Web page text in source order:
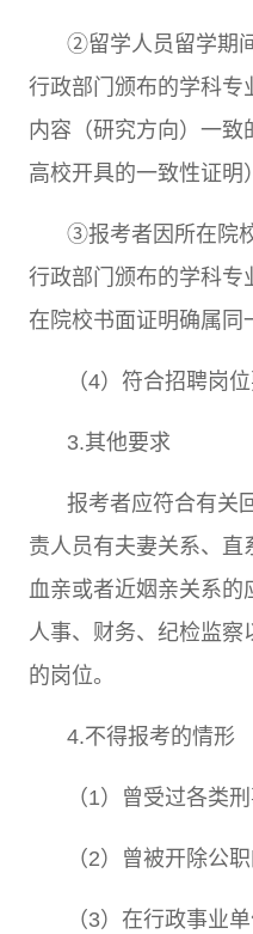
②留学人员留学期
行政部门颁布的学科专
内容（研究方向）一
高校开具的一致性证明
③报考者因所在院
行政部门颁布的学科专
在院校书面证明确属同
（4）符合招聘岗
3.其他要求
报考者应符合有关
责人员有夫妻关系、直
血亲或者近姻亲关系的
人事、财务、纪检监察
的岗位。
4.不得报考的情形
（1）曾受过各类刑
（2）曾被开除公职
（3）在行政事业